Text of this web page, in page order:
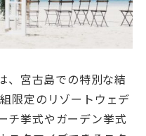
、宮古島での特別な結
限定のリゾートウェデ
チ挙式やガーデン挙式